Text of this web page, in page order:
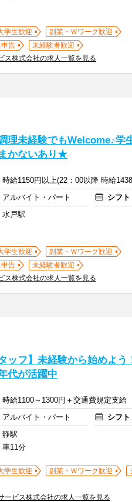
学生歓迎
副業・Ｗワーク歓迎
告
未経験者歓迎
ス株式会社の求人一覧を見る
理未経験でもWelcome♪学
かないあり★
時給1150円以上(22：00以降 時給
アルバイト・パート シフト
水戸駅
学生歓迎
副業・Ｗワーク歓迎
告
未経験者歓迎
ス株式会社の求人一覧を見る
ッフ】未経験から始めよ
代が活躍中
時給1100～1300円＋交通費規定支給
アルバイト・パート シフト
静駅
車11分
学生歓迎 副業・Ｗワーク歓迎
ービス株式会社の求人一覧を見る